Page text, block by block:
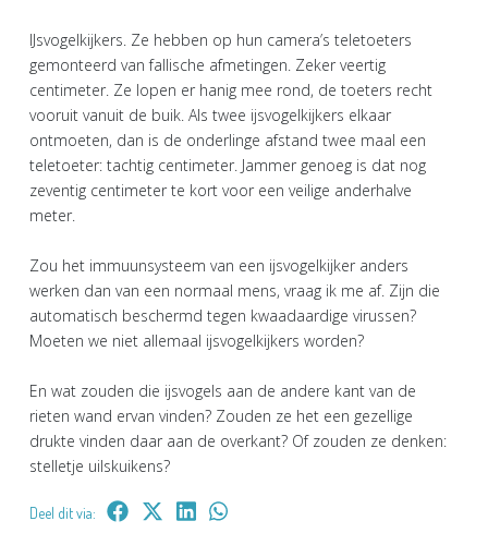
IJsvogelkijkers. Ze hebben op hun camera’s teletoeters
gemonteerd van fallische afmetingen. Zeker veertig
centimeter. Ze lopen er hanig mee rond, de toeters recht
vooruit vanuit de buik. Als twee ijsvogelkijkers elkaar
ontmoeten, dan is de onderlinge afstand twee maal een
teletoeter: tachtig centimeter. Jammer genoeg is dat nog
zeventig centimeter te kort voor een veilige anderhalve
meter.
Zou het immuunsysteem van een ijsvogelkijker anders
werken dan van een normaal mens, vraag ik me af. Zijn die
automatisch beschermd tegen kwaadaardige virussen?
Moeten we niet allemaal ijsvogelkijkers worden?
En wat zouden die ijsvogels aan de andere kant van de
rieten wand ervan vinden? Zouden ze het een gezellige
drukte vinden daar aan de overkant? Of zouden ze denken:
stelletje uilskuikens?
Deel dit via: